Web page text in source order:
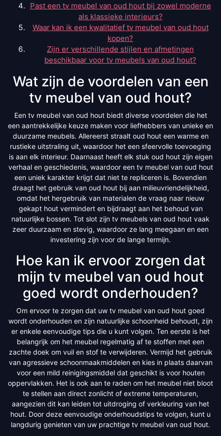
Past een tv meubel van oud hout bij zowel moderne
als klassieke interieurs?
Waar kan ik een kwalitatief tv meubel van oud hout
kopen?
Zijn er verschillende stijlen en afmetingen
beschikbaar voor tv meubels van oud hout?
Wat zijn de voordelen van een
tv meubel van oud hout?
Een tv meubel van oud hout biedt diverse voordelen die het
een aantrekkelijke keuze maken voor liefhebbers van unieke en
duurzame meubels. Allereerst straalt oud hout een warme en
rustieke uitstraling uit, waardoor het een sfeervolle toevoeging
is aan elk interieur. Daarnaast heeft elk stuk oud hout zijn eigen
verhaal en geschiedenis, waardoor een tv meubel van oud hout
een uniek karakter krijgt dat niet te repliceren is. Bovendien
draagt het gebruik van oud hout bij aan milieuvriendelijkheid,
omdat het hergebruik van materialen de vraag naar nieuw
gekapt hout vermindert en bijdraagt aan het behoud van
natuurlijke bossen. Tot slot zijn tv meubels van oud hout vaak
zeer duurzaam en stevig, waardoor ze lang meegaan en een
investering zijn voor de lange termijn.
Hoe kan ik ervoor zorgen dat
mijn tv meubel van oud hout
goed wordt onderhouden?
Om ervoor te zorgen dat uw tv meubel van oud hout goed
wordt onderhouden en zijn natuurlijke schoonheid behoudt, zijn
er enkele eenvoudige tips die u kunt volgen. Ten eerste is het
belangrijk om het meubel regelmatig af te stoffen met een
zachte doek om vuil en stof te verwijderen. Vermijd het gebruik
van agressieve schoonmaakmiddelen en kies in plaats daarvan
voor een mild reinigingsmiddel dat geschikt is voor houten
oppervlakken. Het is ook aan te raden om het meubel niet bloot
te stellen aan direct zonlicht of extreme temperaturen,
aangezien dit kan leiden tot uitdroging of verkleuring van het
hout. Door deze eenvoudige onderhoudstips te volgen, kunt u
langdurig genieten van uw prachtige tv meubel van oud hout.